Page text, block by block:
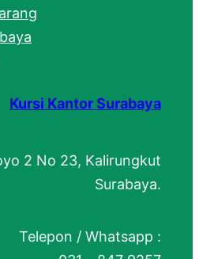
Kursi Kantor Surabaya
2 No 23, Kalirungkut
Surabaya.
Telepon / Whatsapp :